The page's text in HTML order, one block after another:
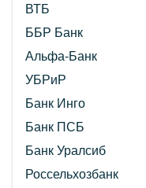
ВТБ
ББР Банк
Альфа-Банк
УБРиР
Банк Инго
Банк ПСБ
Банк Уралсиб
Россельхозбанк